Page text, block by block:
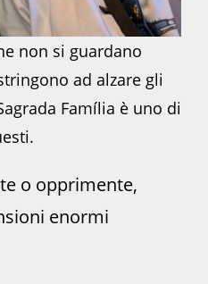
non si guardano
ad alzare gli
Família è uno di
o opprimente,
enormi